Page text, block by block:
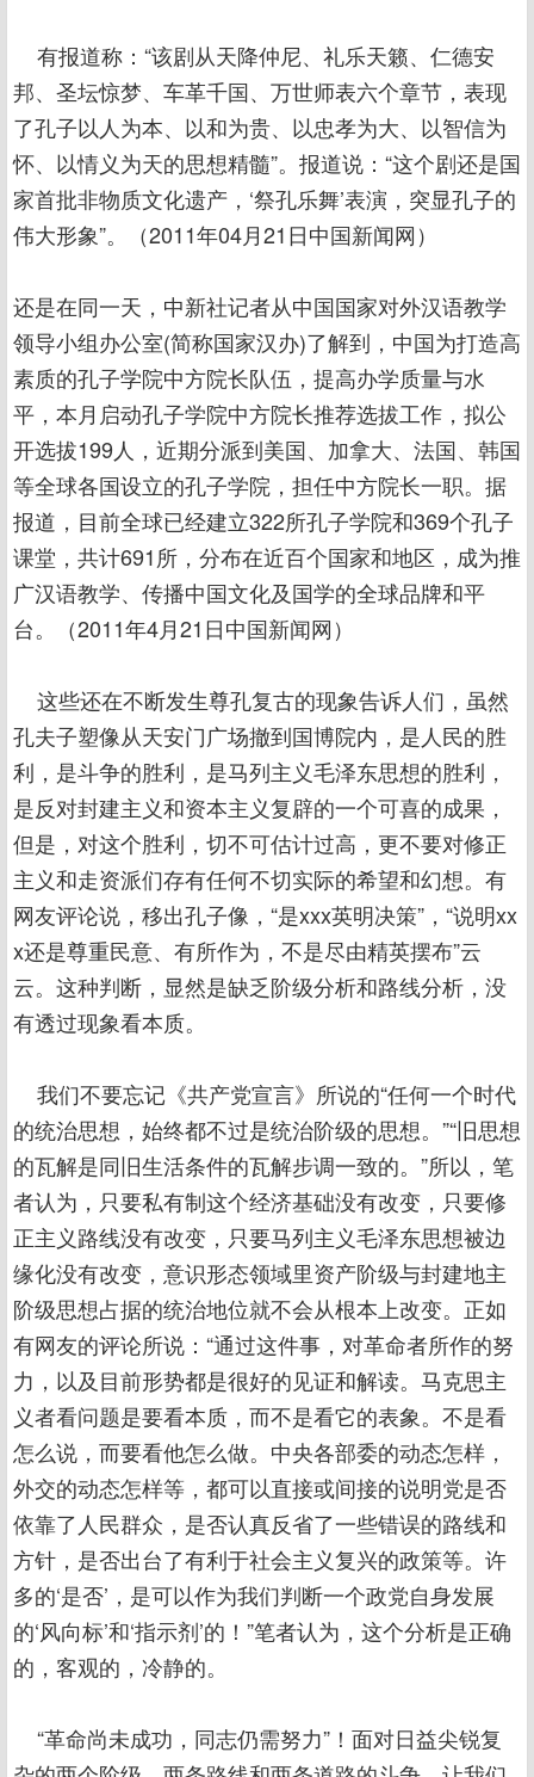
有报道称：“该剧从天降仲尼、礼乐天籁、仁德安
邦、圣坛惊梦、车革千国、万世师表六个章节，表现
了孔子以人为本、以和为贵、以忠孝为大、以智信为
怀、以情义为天的思想精髓”。报道说：“这个剧还是国
家首批非物质文化遗产，‘祭孔乐舞’表演，突显孔子的
伟大形象”。（2011年04月21日中国新闻网）
还是在同一天，中新社记者从中国国家对外汉语教学
领导小组办公室(简称国家汉办)了解到，中国为打造高
素质的孔子学院中方院长队伍，提高办学质量与水
平，本月启动孔子学院中方院长推荐选拔工作，拟公
开选拔199人，近期分派到美国、加拿大、法国、韩国
等全球各国设立的孔子学院，担任中方院长一职。据
报道，目前全球已经建立322所孔子学院和369个孔子
课堂，共计691所，分布在近百个国家和地区，成为推
广汉语教学、传播中国文化及国学的全球品牌和平
台。（2011年4月21日中国新闻网）
这些还在不断发生尊孔复古的现象告诉人们，虽然
孔夫子塑像从天安门广场撤到国博院内，是人民的胜
利，是斗争的胜利，是马列主义毛泽东思想的胜利，
是反对封建主义和资本主义复辟的一个可喜的成果，
但是，对这个胜利，切不可估计过高，更不要对修正
主义和走资派们存有任何不切实际的希望和幻想。有
网友评论说，移出孔子像，“是xxx英明决策”，“说明xx
x还是尊重民意、有所作为，不是尽由精英摆布”云
云。这种判断，显然是缺乏阶级分析和路线分析，没
有透过现象看本质。
我们不要忘记《共产党宣言》所说的“任何一个时代
的统治思想，始终都不过是统治阶级的思想。”“旧思想
的瓦解是同旧生活条件的瓦解步调一致的。”所以，笔
者认为，只要私有制这个经济基础没有改变，只要修
正主义路线没有改变，只要马列主义毛泽东思想被边
缘化没有改变，意识形态领域里资产阶级与封建地主
阶级思想占据的统治地位就不会从根本上改变。正如
有网友的评论所说：“通过这件事，对革命者所作的努
力，以及目前形势都是很好的见证和解读。马克思主
义者看问题是要看本质，而不是看它的表象。不是看
怎么说，而要看他怎么做。中央各部委的动态怎样，
外交的动态怎样等，都可以直接或间接的说明党是否
依靠了人民群众，是否认真反省了一些错误的路线和
方针，是否出台了有利于社会主义复兴的政策等。许
多的‘是否’，是可以作为我们判断一个政党自身发展
的‘风向标’和‘指示剂’的！”笔者认为，这个分析是正确
的，客观的，冷静的。
“革命尚未成功，同志仍需努力”！面对日益尖锐复